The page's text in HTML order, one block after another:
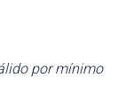
por mínimo